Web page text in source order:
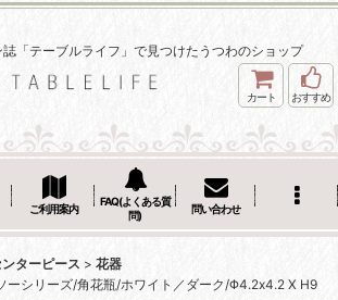
「テーブルライフ」で見つけたうつわのショップ
カート おすすめ
ご利用案内
FAQ(よくある質
問)
問い合わせ
ターピース > 花器
ーシリーズ/角花瓶/ホワイト／ダーク/Φ4.2x4.2 X H9